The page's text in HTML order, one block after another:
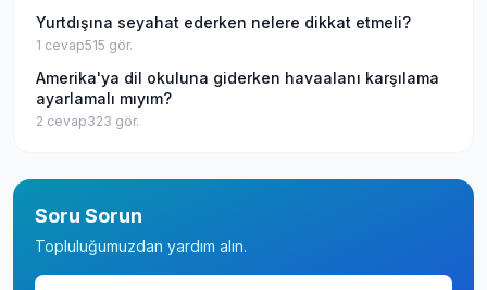
Yurtdışına seyahat ederken nelere dikkat etmeli?
1 cevap515 gör.
Amerika'ya dil okuluna giderken havaalanı karşılama
ayarlamalı mıyım?
2 cevap323 gör.
Soru Sorun
Topluluğumuzdan yardım alın.